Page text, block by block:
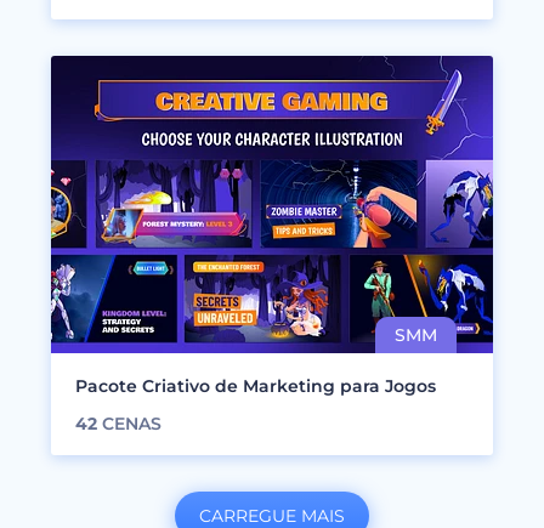
Pacote Criativo de Marketing para Jogos
42 CENAS
CARREGUE MAIS